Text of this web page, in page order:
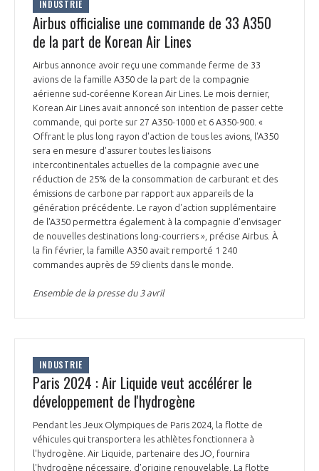
EMPLOI & FORMATION
ENVIRONNEMENT
INNOVATION
INTERNATIONALISATION
DOCUMENTS & BROCHURES
RAPPORTS D'ACTIVITÉS
INDUSTRIE
Airbus officialise une commande de 33 A350
de la part de Korean Air Lines
Airbus annonce avoir reçu une commande ferme de 33
avions de la famille A350 de la part de la compagnie
aérienne sud-coréenne Korean Air Lines. Le mois dernier,
Korean Air Lines avait annoncé son intention de passer cette
commande, qui porte sur 27 A350-1000 et 6 A350-900. «
Offrant le plus long rayon d'action de tous les avions, l'A350
sera en mesure d'assurer toutes les liaisons
intercontinentales actuelles de la compagnie avec une
réduction de 25% de la consommation de carburant et des
émissions de carbone par rapport aux appareils de la
génération précédente. Le rayon d'action supplémentaire
de l'A350 permettra également à la compagnie d'envisager
de nouvelles destinations long-courriers », précise Airbus. À
la fin février, la famille A350 avait remporté 1 240
commandes auprès de 59 clients dans le monde.
Ensemble de la presse du 3 avril
INDUSTRIE
Paris 2024 : Air Liquide veut accélérer le
développement de l'hydrogène
Pendant les Jeux Olympiques de Paris 2024, la flotte de
véhicules qui transportera les athlètes fonctionnera à
l'hydrogène. Air Liquide, partenaire des JO, fournira
l'hydrogène nécessaire, d’origine renouvelable. La flotte